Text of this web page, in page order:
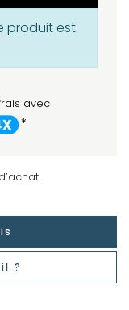
produit est
avec
*
d’achat.
?